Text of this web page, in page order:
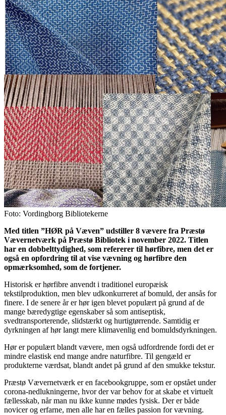
Foto: Vordingborg Bibliotekerne
Med titlen ”HØR på Væven” udstiller 8 vævere fra Præstø
Vævernetværk på Præstø Bibliotek i november 2022. Titlen
har en dobbelttydighed, som refererer til hørfibre, men det er
også en opfordring til at vise vævning og hørfibre den
opmærksomhed, som de fortjener.
Historisk er hørfibre anvendt i traditionel europæisk
tekstilproduktion, men blev udkonkurreret af bomuld, der ansås for
finere. I de senere år er hør igen blevet populært på grund af de
mange bæredygtige egenskaber så som antiseptisk,
svedtransporterende, slidstærkt og hurtigtørrende. Samtidig er
dyrkningen af hør langt mere klimavenlig end bomuldsdyrkningen.
Hør er populært blandt vævere, men også udfordrende fordi det er
mindre elastisk end mange andre naturfibre. Til gengæld er
produkterne værdsat, blandt andet på grund af den smukke tekstur.
Præstø Vævernetværk er en facebookgruppe, som er opstået under
corona-nedlukningerne, hvor der var behov for at skabe et virtuelt
fællesskab, når man nu ikke kunne mødes fysisk. Der er både
novicer og erfarne, men alle har en fælles passion for vævning.